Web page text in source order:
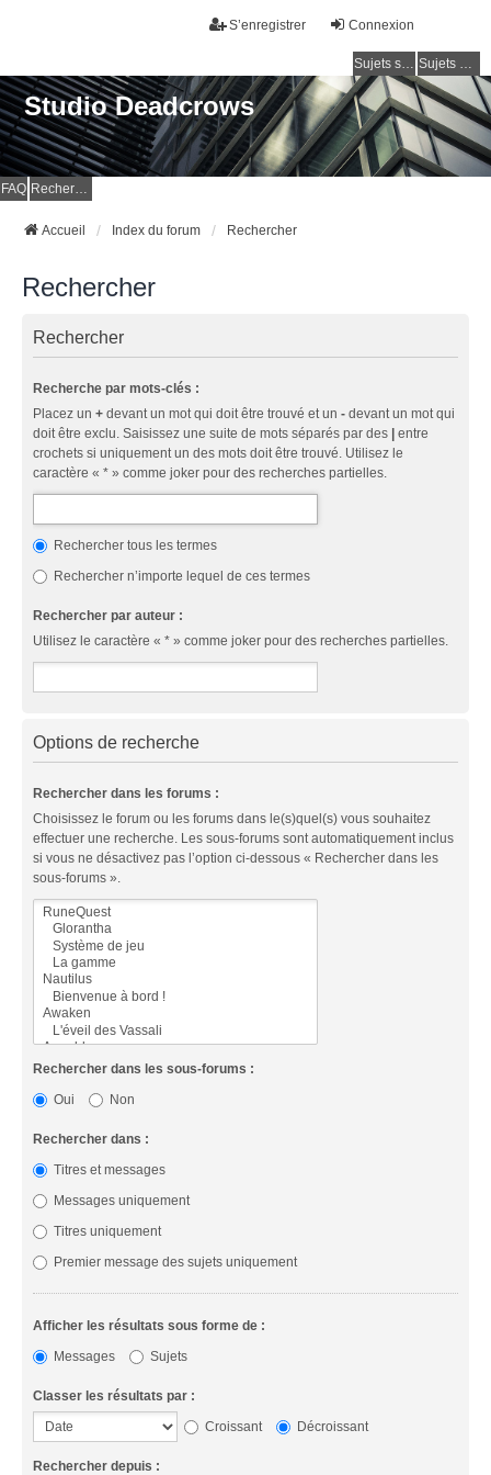
Connexion
S’enregistrer
Sujets sans réponse Sujets actifs
Studio Deadcrows
FAQ Rechercher
Accueil Index du forum Rechercher
Rechercher
Rechercher
Recherche par mots-clés :
Placez un + devant un mot qui doit être trouvé et un - devant un mot qui
doit être exclu. Saisissez une suite de mots séparés par des | entre
crochets si uniquement un des mots doit être trouvé. Utilisez le
caractère « * » comme joker pour des recherches partielles.
Rechercher tous les termes
Rechercher n’importe lequel de ces termes
Rechercher par auteur :
Utilisez le caractère « * » comme joker pour des recherches partielles.
Options de recherche
Rechercher dans les forums :
Choisissez le forum ou les forums dans le(s)quel(s) vous souhaitez
effectuer une recherche. Les sous-forums sont automatiquement inclus
si vous ne désactivez pas l’option ci-dessous « Rechercher dans les
sous-forums ».
Rechercher dans les sous-forums :
Oui
Non
Rechercher dans :
Titres et messages
Messages uniquement
Titres uniquement
Premier message des sujets uniquement
Afficher les résultats sous forme de :
Messages
Sujets
Classer les résultats par :
Croissant
Décroissant
Rechercher depuis :